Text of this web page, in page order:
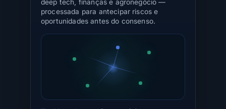
deep tech, finanças e agronegócio —
processada para antecipar riscos e
oportunidades antes do consenso.